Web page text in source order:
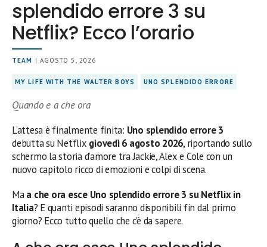
splendido errore 3 su
Netflix? Ecco l’orario
TEAM | AGOSTO 5, 2026
MY LIFE WITH THE WALTER BOYS UNO SPLENDIDO ERRORE
Quando e a che ora
L’attesa è finalmente finita: Uno splendido errore 3
debutta su Netflix giovedì 6 agosto 2026, riportando sullo
schermo la storia d’amore tra Jackie, Alex e Cole con un
nuovo capitolo ricco di emozioni e colpi di scena.
Maa che ora esce Uno splendido errore 3 su Netflix in
Italia? E quanti episodi saranno disponibili fin dal primo
giorno? Ecco tutto quello che c’è da sapere.